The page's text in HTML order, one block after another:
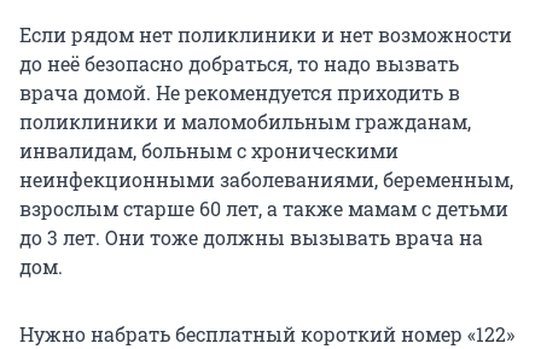
Если рядом нет поликлиники и нет возможности
до неё безопасно добраться, то надо вызвать
врача домой. Не рекомендуется приходить в
поликлиники и маломобильным гражданам,
инвалидам, больным с хроническими
неинфекционными заболеваниями, беременным,
взрослым старше 60 лет, а также мамам с детьми
до 3 лет. Они тоже должны вызывать врача на
дом.
Нужно набрать бесплатный короткий номер «122»